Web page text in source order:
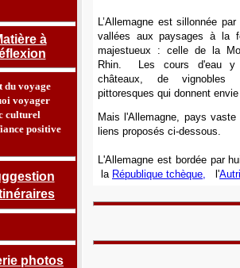
à
du voyage
voyager
culturel
positive
photos
L’Allemagne est sillonnée
vallées aux paysages à la
majestueux : celle de la
Rhin. Les cours d'eau y
châteaux, de
pittoresques qui donnent envie
Mais l'Allemagne, pays
liens proposés ci-dessous.
L'Allemagne est bordée par
la République tchèque, l'